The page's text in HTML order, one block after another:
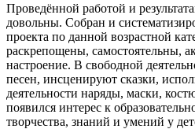
Проведённой работой и
довольны. Собран и
проекта по данной возрастной
раскрепощены, самостоятельны,
настроение. В свободной
песен, инсценируют сказки,
деятельности наряды, маски,
появился интерес к
творчества, знаний и умений у